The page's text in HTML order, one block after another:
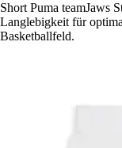
Short Puma teamJaws
Langlebigkeit für
Basketballfeld.